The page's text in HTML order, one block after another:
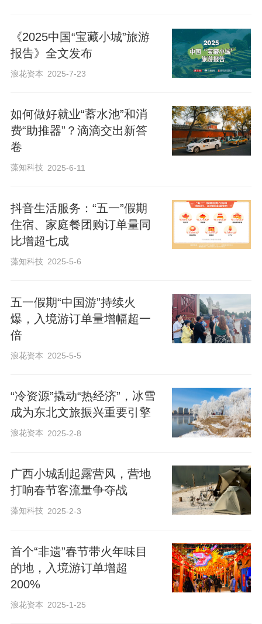
《2025中国“宝藏小城”旅游
报告》全文发布
浪花资本 2025-7-23
如何做好就业“蓄水池”和消
费“助推器”？滴滴交出新答
卷
藻知科技 2025-6-11
抖音生活服务：“五一”假期
住宿、家庭餐团购订单量同
比增超七成
藻知科技 2025-5-6
五一假期“中国游”持续火
爆，入境游订单量增幅超一
倍
浪花资本 2025-5-5
“冷资源”撬动“热经济”，冰雪
成为东北文旅振兴重要引擎
浪花资本 2025-2-8
广西小城刮起露营风，营地
打响春节客流量争夺战
藻知科技 2025-2-3
首个“非遗”春节带火年味目
的地，入境游订单增超
200%
浪花资本 2025-1-25